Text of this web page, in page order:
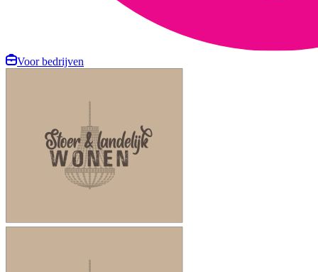
Voor bedrijven